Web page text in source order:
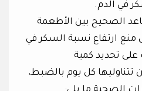
في الدم.
الصحيح بين الأطعمة
منع ارتفاع نسبة السكر في
تحديد كمية
تتناوليها كل يوم بالضبط،